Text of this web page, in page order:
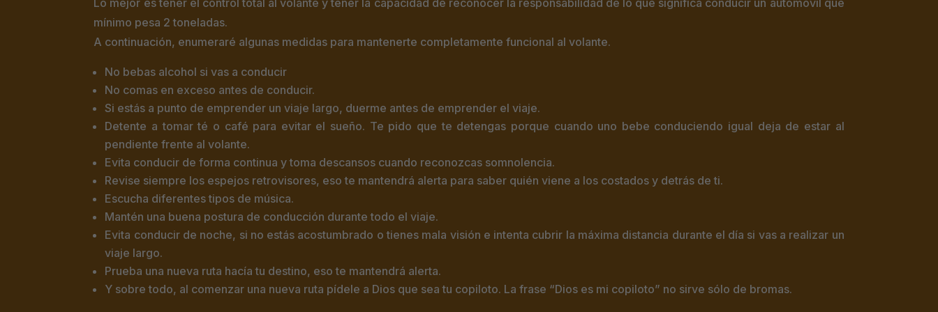
mínimo pesa 2 toneladas.
A continuación, enumeraré algunas medidas para mantenerte completamente funcional al volante.
No bebas alcohol si vas a conducir
No comas en exceso antes de conducir.
Si estás a punto de emprender un viaje largo, duerme antes de emprender el viaje.
Detente a tomar té o café para evitar el sueño. Te pido que te detengas porque cuando uno bebe conduciendo igual deja de estar al
pendiente frente al volante.
Evita conducir de forma continua y toma descansos cuando reconozcas somnolencia.
Revise siempre los espejos retrovisores, eso te mantendrá alerta para saber quién viene a los costados y detrás de ti.
Escucha diferentes tipos de música.
Mantén una buena postura de conducción durante todo el viaje.
Evita conducir de noche, si no estás acostumbrado o tienes mala visión e intenta cubrir la máxima distancia durante el día si vas a realizar un
viaje largo.
Prueba una nueva ruta hacía tu destino, eso te mantendrá alerta.
Y sobre todo, al comenzar una nueva ruta pídele a Dios que sea tu copiloto. La frase “Dios es mi copiloto” no sirve sólo de bromas.